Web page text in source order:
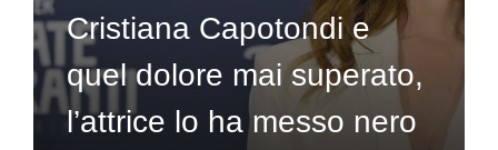
Cristiana Capotondi e
quel dolore mai superato,
l’attrice lo ha messo nero